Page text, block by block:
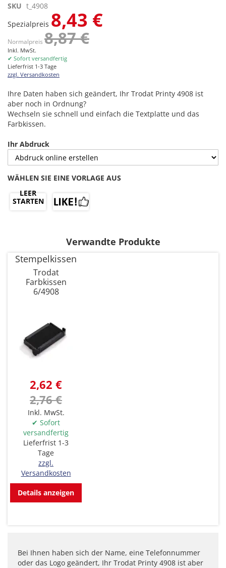
Zum
der
springen
SKU t_4908
Spezialpreis 8,43 €
Normalpreis 8,87 €
Inkl. MwSt.
✔ Sofort versandfertig
Lieferfrist 1-3 Tage
zzgl. Versandkosten
Ihre Daten haben sich geändert, Ihr Trodat Printy 4908 ist
aber noch in Ordnung?
Wechseln sie schnell und einfach die Textplatte und das
Farbkissen.
Ihr Abdruck
WÄHLEN SIE EINE VORLAGE AUS
LEER
STARTEN
Verwandte Produkte
Stempelkissen
Trodat
Farbkissen
6/4908
2,62 €
2,76 €
Inkl. MwSt.
✔ Sofort
versandfertig
Lieferfrist 1-3
Tage
zzgl.
Versandkosten
Details anzeigen
Bei Ihnen haben sich der Name, eine Telefonnummer
oder das Logo geändert, Ihr Trodat Printy 4908 ist aber